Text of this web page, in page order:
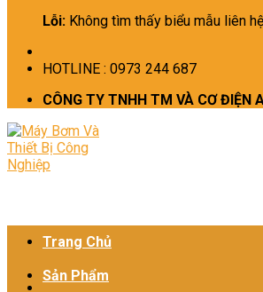
Lỗi: Không tìm thấy biểu mẫu liên
HOTLINE : 0973 244 687
CÔNG TY TNHH TM VÀ CƠ ĐIỆN
Trang Chủ
Sản Phẩm